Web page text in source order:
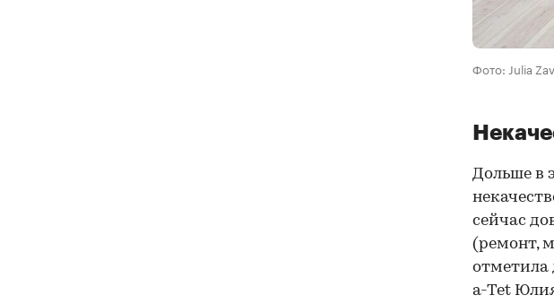
Фото: Julia
Дольше в
сейчас
(ремонт,
a-Tet